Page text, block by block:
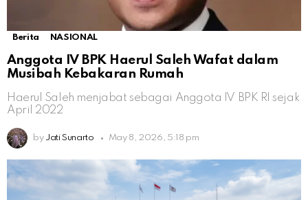
Berita NASIONAL
Anggota IV BPK Haerul Saleh Wafat dalam
Musibah Kebakaran Rumah
Haerul Saleh menjabat sebagai Anggota IV BPK RI sejak
April 2022
by Jati Sunarto May 8, 2026, 5:18 pm